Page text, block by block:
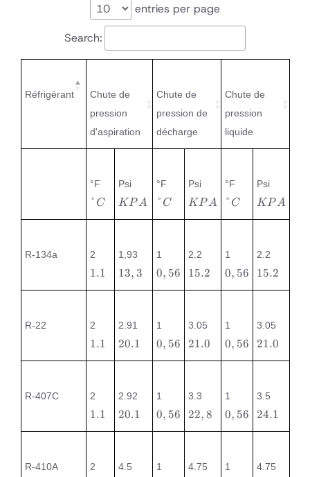
entries per page
Search:
Réfrigérant
Chute de
pression
d'aspiration
Chute de
pression de
décharge
Chute de
pression
liquide
°F
° C
Psi KPA
KPA
°F
° C
Psi KPA
KPA
°F
° C
Psi
KPA
R-134a 2
1.1
1,93
13,3
13, 3
1
0, 56
2.2
15.2
1
0, 56
2.2
15.2
R-22 2
1.1
2.91
20.1
20.1
1
0, 56
3.05
21.0
21.0
1
0, 56
3.05
21.0
R-407C 2
1.1
2.92
20.1
20.1
1
0, 56
3.3
22, 8
1
0, 56
3.5
24.1
R-410A 2 4.5 1 4.75
32,81 4.75